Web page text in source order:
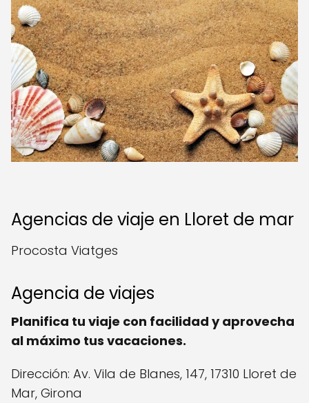
Agencias de viaje en Lloret de mar
Procosta Viatges
Agencia de viajes
Planifica tu viaje con facilidad y aprovecha
al máximo tus vacaciones.
Dirección: Av. Vila de Blanes, 147, 17310 Lloret de
Mar, Girona